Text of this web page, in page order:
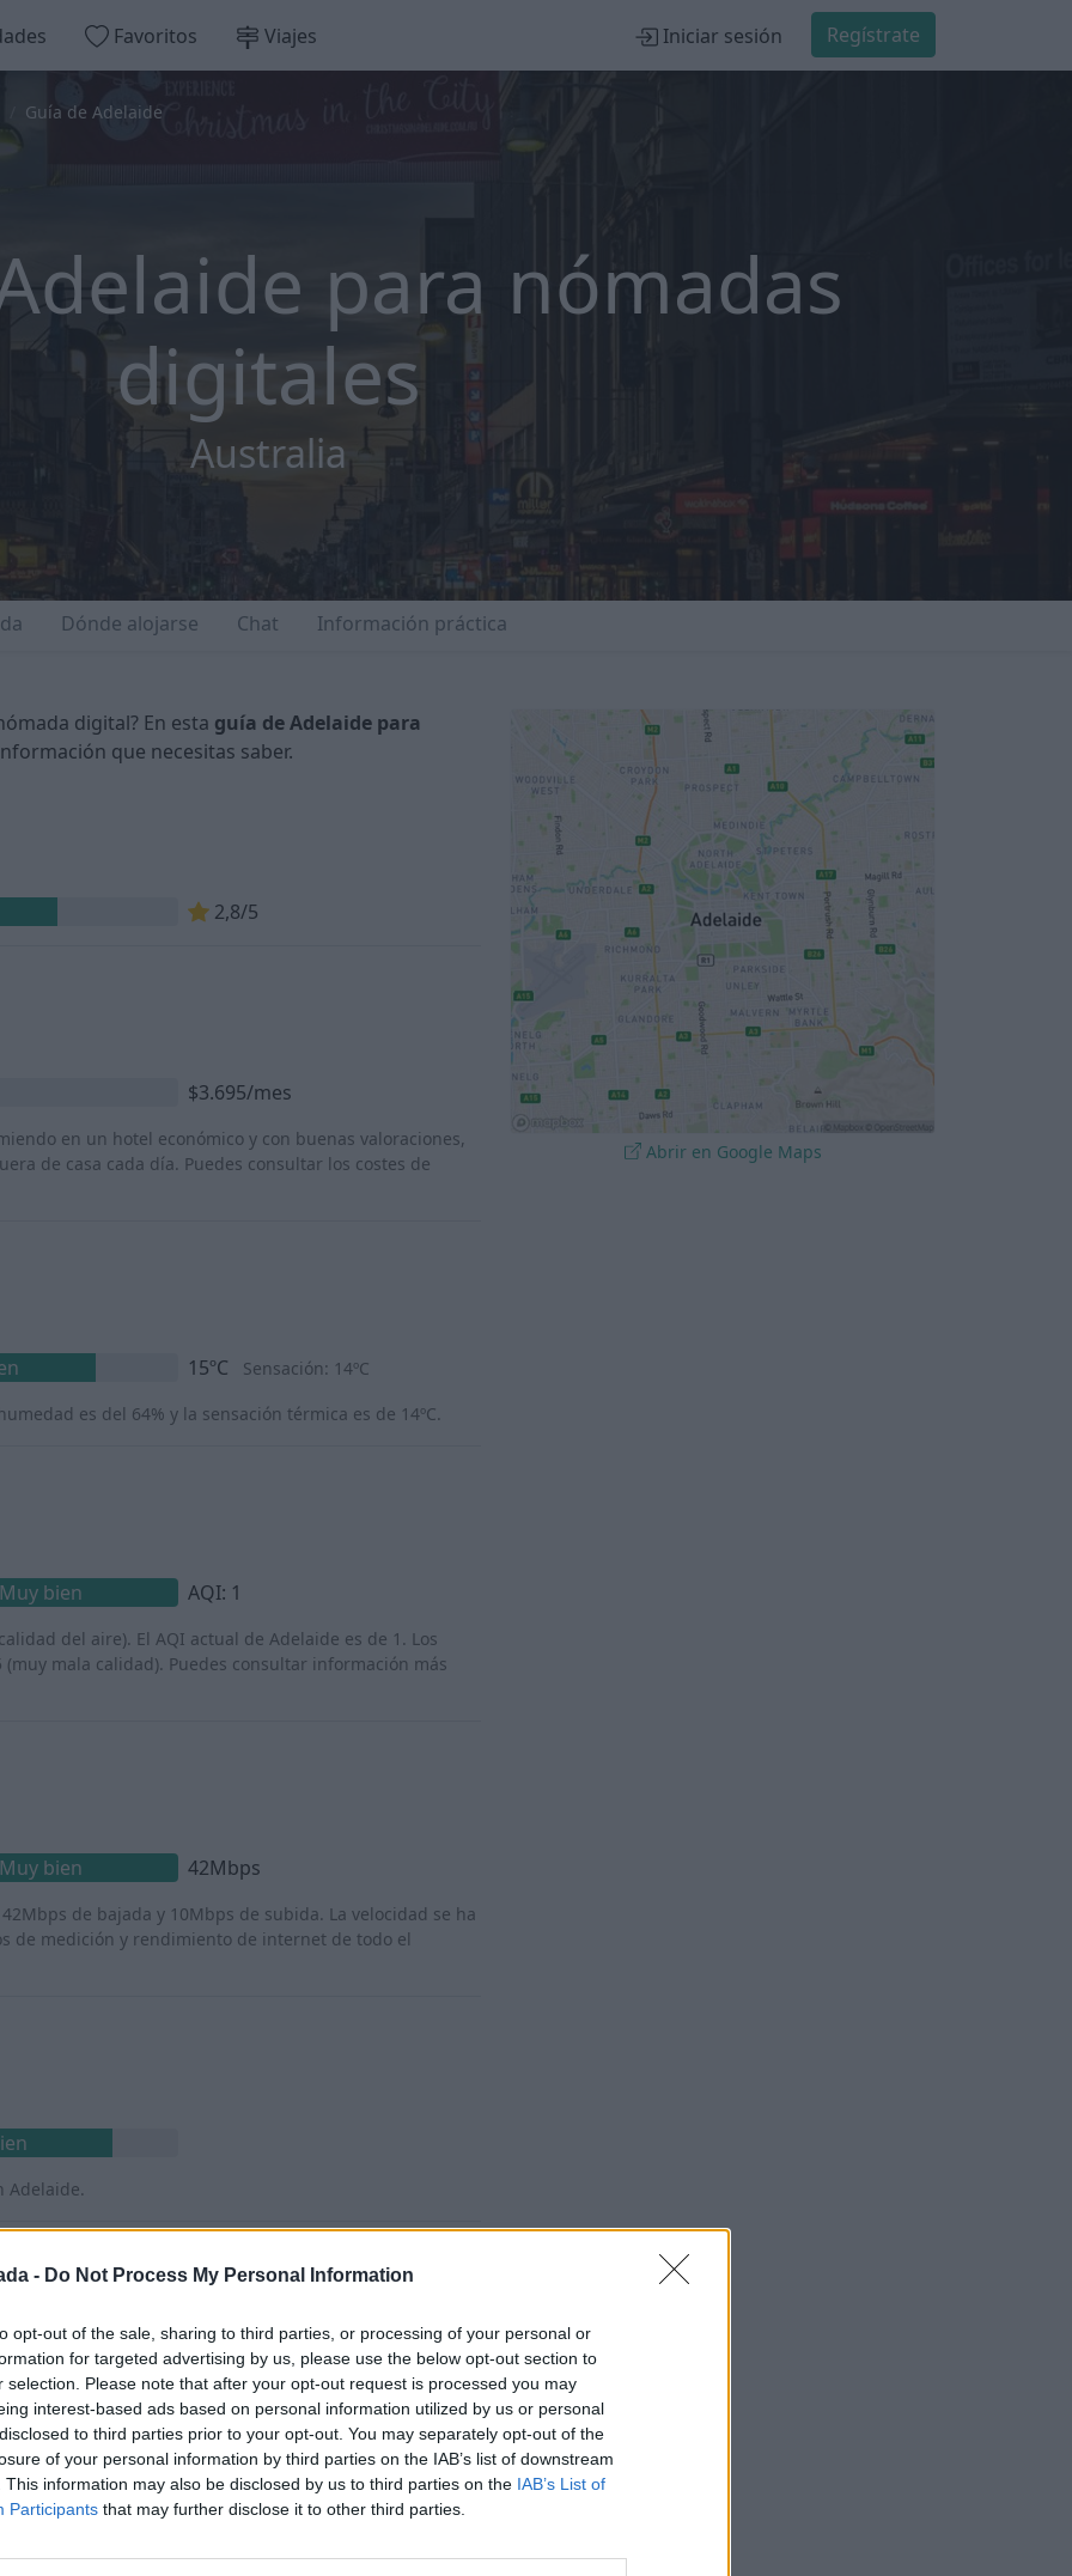
- Do Not Process My Personal Information
opt-out of the sale, sharing to third parties, or processing of your personal or
for targeted advertising by us, please use the below opt-out section to
selection. Please note that after your opt-out request is processed you may
interest-based ads based on personal information utilized by us or personal
to third parties prior to your opt-out. You may separately opt-out of the
of your personal information by third parties on the IAB’s list of downstream
This information may also be disclosed by us to third parties on the IAB’s List of
Participants that may further disclose it to other third parties.
Favoritos Viajes Iniciar sesión Regístrate
Guía de Adelaide
para nómadas
digitales
Australia
Dónde alojarse Chat Información práctica
digital? En esta guía de Adelaide para
que necesitas saber.
2,8/5
$3.695/mes
en un hotel económico y con buenas valoraciones,
de casa cada día. Puedes consultar los costes de
15ºC
Sensación: 14ºC
es del 64% y la sensación térmica es de 14ºC.
Muy bien AQI: 1
del aire). El AQI actual de Adelaide es de 1. Los
mala calidad). Puedes consultar información más
Muy bien 42Mbps
de bajada y 10Mbps de subida. La velocidad se ha
de medición y rendimiento de internet de todo el
Adelaide.
etc.).
a la atención médica.
Abrir en Google Maps